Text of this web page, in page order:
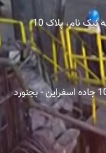
نام، پلاک 10